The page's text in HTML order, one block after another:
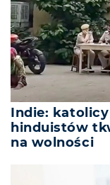
Indie:
hinduistów
na wolności